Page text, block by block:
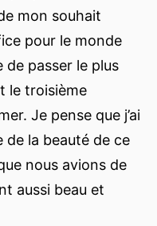
mon souhait
pour le monde
de passer le plus
le troisième
Je pense que j’ai
de la beauté de ce
nous avions de
aussi beau et